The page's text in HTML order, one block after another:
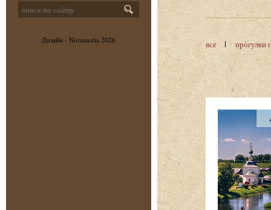
Дизайн - Notamedia 2026 все прогулки